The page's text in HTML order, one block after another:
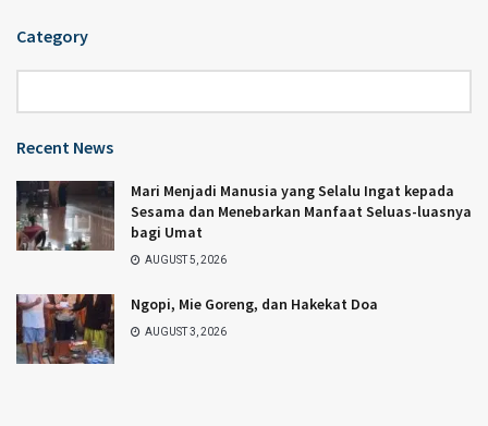
Category
Recent News
Mari Menjadi Manusia yang Selalu Ingat kepada
Sesama dan Menebarkan Manfaat Seluas-luasnya
bagi Umat
AUGUST 5, 2026
Ngopi, Mie Goreng, dan Hakekat Doa
AUGUST 3, 2026